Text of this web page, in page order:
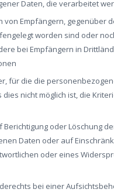
Daten, die verarbeitet
von Empfängern, gegenüber
worden sind oder
bei Empfängern in
für die die
nicht möglich ist, die
oder Löschung
Daten oder auf
oder eines
bei einer